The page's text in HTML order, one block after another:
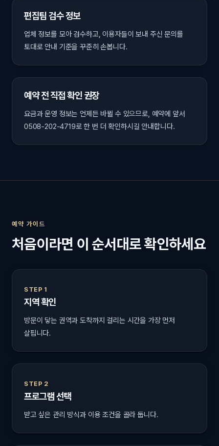
편집팀 검수 정보
업체 정보를 모아 검수하고, 이용자들이 보내 주신 문의를
토대로 안내 기준을 꾸준히 손봅니다.
예약 전 직접 확인 권장
요금과 운영 정보는 언제든 바뀔 수 있으므로, 예약에 앞서
0508-202-4719로 한 번 더 확인하시길 안내합니다.
예약 가이드
처음이라면 이 순서대로 확인하세요
STEP 1
지역 확인
방문이 닿는 권역과 도착까지 걸리는 시간을 가장 먼저
살핍니다.
STEP 2
프로그램 선택
받고 싶은 관리 방식과 이용 조건을 골라 둡니다.